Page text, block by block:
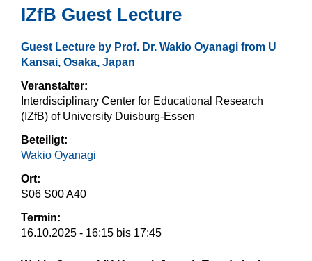
Sie sind hier
IZfB Guest Lecture
Guest Lecture by Prof. Dr. Wakio Oyanagi from U
Kansai, Osaka, Japan
Veranstalter:
Interdisciplinary Center for Educational Research
(IZfB) of University Duisburg-Essen
Beteiligt:
Wakio Oyanagi
Ort:
S06 S00 A40
Termin:
16.10.2025 - 16:15 bis 17:45